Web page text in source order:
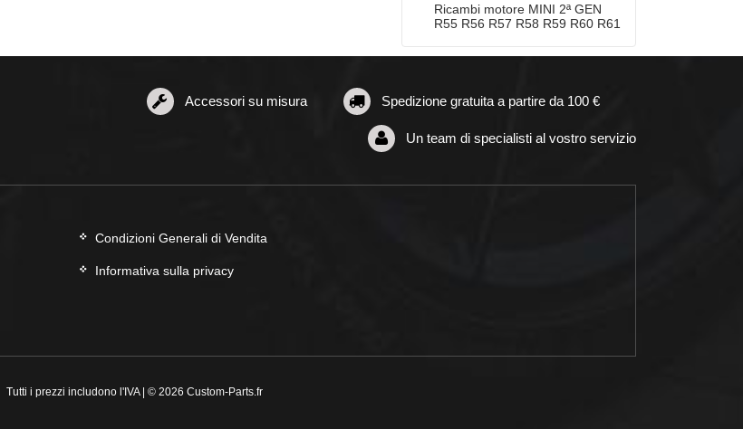
Ricambi motore MINI 2ª GEN
R55 R56 R57 R58 R59 R60 R61
Accessori su misura Spedizione gratuita a partire da 100 €
Un team di specialisti al vostro servizio
Condizioni Generali di Vendita
Informativa sulla privacy
Tutti i prezzi includono l'IVA | © 2026 Custom-Parts.fr